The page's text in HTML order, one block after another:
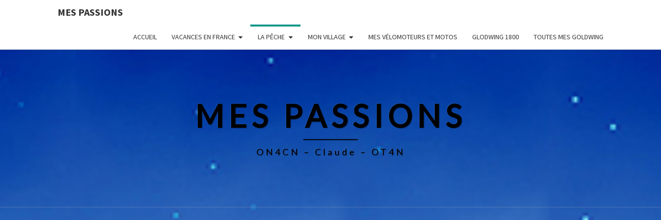
MES PASSIONS
ACCUEIL VACANCES EN FRANCE LA PÊCHE MON VILLAGE MES VÉLOMOTEURS ET MOTOS GLODWING 1800 TOUTES MES GOLDWING
MES PASSIONS
ON4CN – Claude – OT4N